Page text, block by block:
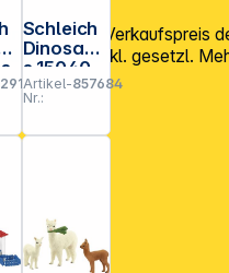
Schleich
Dinosaur
s 15040
Stegosau
rus
Artikel-
Nr.:
857684
Verkaufspreis
Alle Preise exkl. gesetzl.